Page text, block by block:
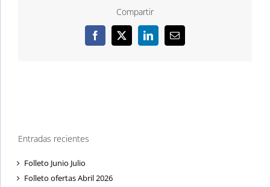
Compartir
Facebook
X LinkedInCorreo
electrónico
Entradas recientes
Folleto Junio Julio
Folleto ofertas Abril 2026